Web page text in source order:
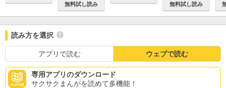
無料試し読み 無料試し読み
読み方を選択
アプリで読む ウェブで読む
専用アプリのダウンロード
サクサクまんがを読めて多機能！